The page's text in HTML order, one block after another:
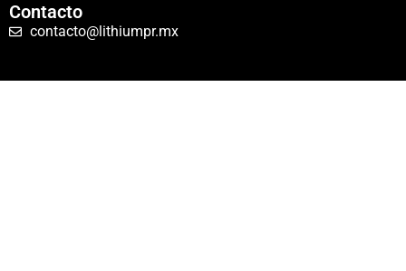
Contacto
contacto@lithiumpr.mx